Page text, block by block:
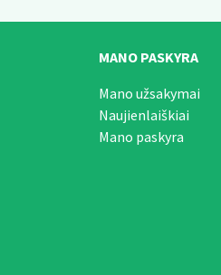
MANO PASKYRA
Mano užsakymai
Naujienlaiškiai
Mano paskyra